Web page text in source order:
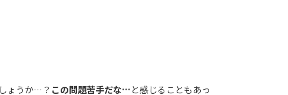
ょうか…？ この問題苦手だな…と感じることもあっ